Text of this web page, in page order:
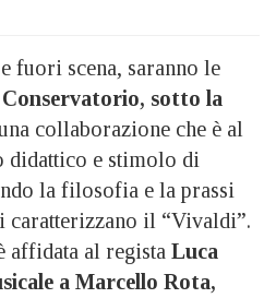
fuori scena, saranno le
Conservatorio, sotto la
collaborazione che è al
didattico e stimolo di
la filosofia e la prassi
caratterizzano il “Vivaldi”.
affidata al regista Luca
a Marcello Rota,